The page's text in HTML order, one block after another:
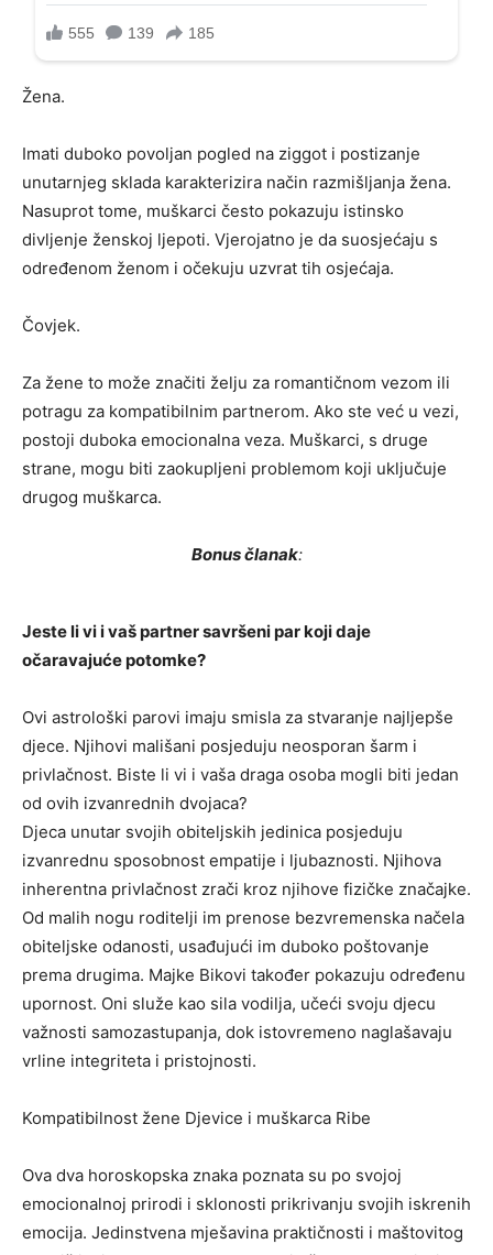
Žena.
Imati duboko povoljan pogled na ziggot i postizanje
unutarnjeg sklada karakterizira način razmišljanja žena.
Nasuprot tome, muškarci često pokazuju istinsko
divljenje ženskoj ljepoti. Vjerojatno je da suosjećaju s
određenom ženom i očekuju uzvrat tih osjećaja.
Čovjek.
Za žene to može značiti želju za romantičnom vezom ili
potragu za kompatibilnim partnerom. Ako ste već u vezi,
postoji duboka emocionalna veza. Muškarci, s druge
strane, mogu biti zaokupljeni problemom koji uključuje
drugog muškarca.
Bonus članak:
Jeste li vi i vaš partner savršeni par koji daje
očaravajuće potomke?
Ovi astrološki parovi imaju smisla za stvaranje najljepše
djece. Njihovi mališani posjeduju neosporan šarm i
privlačnost. Biste li vi i vaša draga osoba mogli biti jedan
od ovih izvanrednih dvojaca?
Djeca unutar svojih obiteljskih jedinica posjeduju
izvanrednu sposobnost empatije i ljubaznosti. Njihova
inherentna privlačnost zrači kroz njihove fizičke značajke.
Od malih nogu roditelji im prenose bezvremenska načela
obiteljske odanosti, usađujući im duboko poštovanje
prema drugima. Majke Bikovi također pokazuju određenu
upornost. Oni služe kao sila vodilja, učeći svoju djecu
važnosti samozastupanja, dok istovremeno naglašavaju
vrline integriteta i pristojnosti.
Kompatibilnost žene Djevice i muškarca Ribe
Ova dva horoskopska znaka poznata su po svojoj
emocionalnoj prirodi i sklonosti prikrivanju svojih iskrenih
emocija. Jedinstvena mješavina praktičnosti i maštovitog